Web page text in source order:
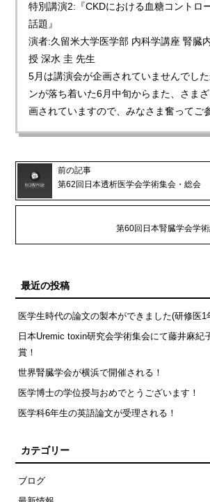
特別講演2:『CKDにおける血糖コントロ
話題』
演者:久留米大学医学部 内科学講座 腎臓
授 深水 圭 先生
5月は講演会が企画されていませんでし
ンが落ち着いた6月中旬からまた、さま
画されていますので、みなさま奮ってご
前の記事
第62回日本透析医学会学術集会・総会
第60回日本腎臓学会学
最近の投稿
医学生時代の論文の製本ができました(研修医1
日本Uremic toxin研究会学術集会にて藤井麻紀
賞！
世界腎臓学会が横浜で開催される！
医学博士の学位授与おめでとうございます！
医学科6年生の英語論文が受理される！
カテゴリー
ブログ